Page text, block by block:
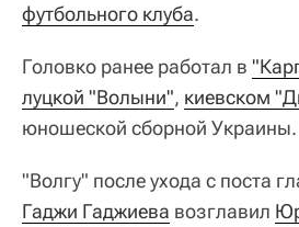
футбольного клуба.
Головко ранее работал в
луцкой "Волыни", киевском
юношеской сборной Украины.
"Волгу" после ухода с поста
Гаджи Гаджиева возглавил